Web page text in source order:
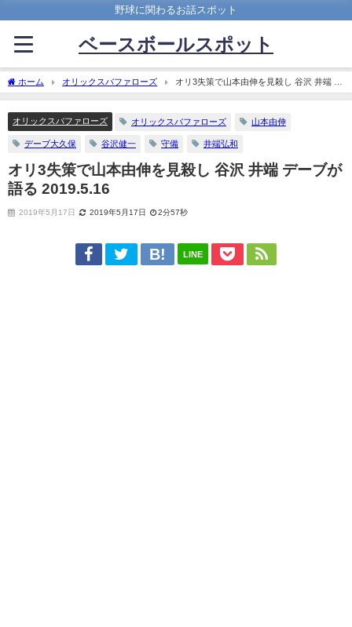
野球に関わるお話スポット
ベースボールスポット
ホーム オリックスバファローズ
オリ3失策で山本由伸を見殺し 谷沢 井端 デ
ーブが語る 2019.5.16
オリックスバファローズ オリックスバファローズ 山本由伸
デーブ大久保 谷沢健一 守備 井端弘和
オリ3失策で山本由伸を見殺し 谷沢 井端 デーブが
語る 2019.5.16
2019年5月17日 2019年5月17日 2分57秒
LINE